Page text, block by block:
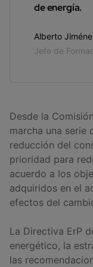
de energía.
Alberto
Jefe de
Desde la
marcha una serie
reducción del
prioridad para
acuerdo a los
adquiridos en el
efectos del
La Directiva ErP
energético, la
las